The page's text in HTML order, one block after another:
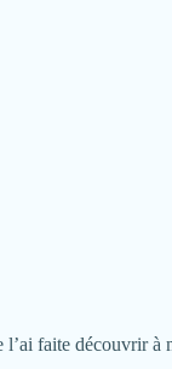
faite découvrir